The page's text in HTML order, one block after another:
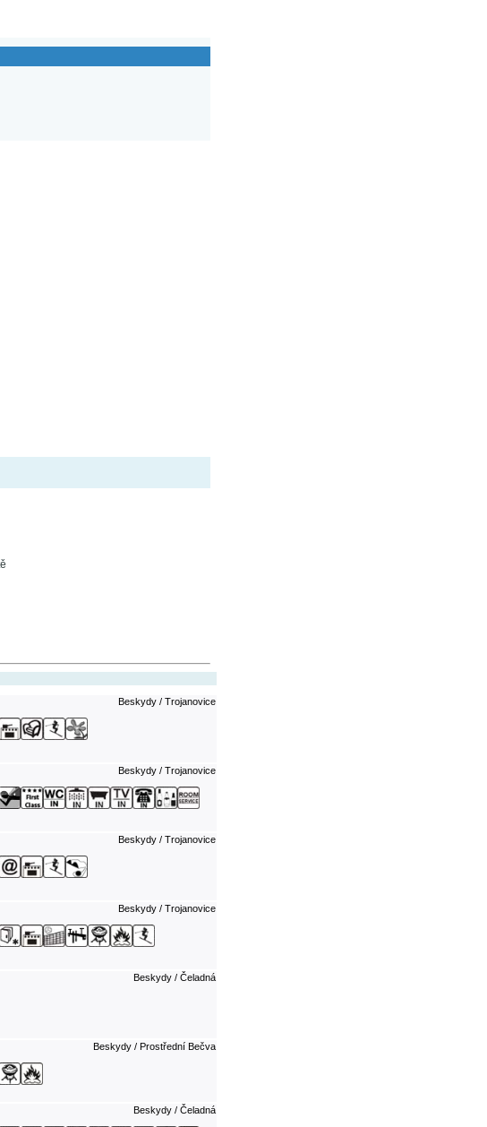
Beskydy / Trojanovice
Beskydy / Trojanovice
Beskydy / Trojanovice
Beskydy / Trojanovice
Beskydy / Čeladná
Beskydy / Prostřední Bečva
Beskydy / Čeladná